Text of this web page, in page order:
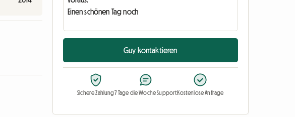
Guy kontaktieren
Sichere Zahlung7 Tage die Woche SupportKostenlose Anfrage